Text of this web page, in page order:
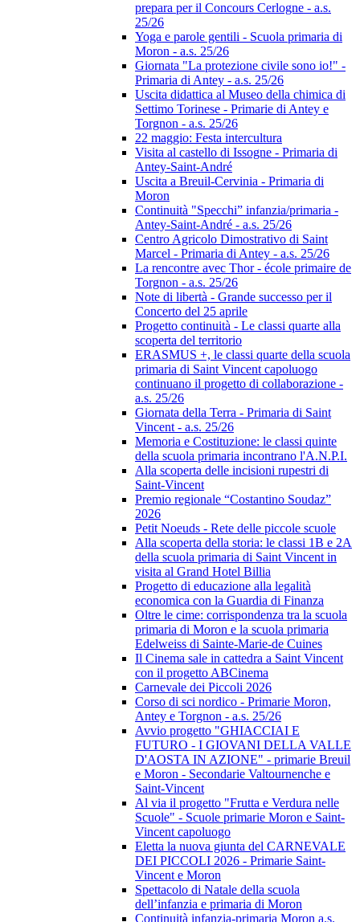
prepara per il Concours Cerlogne - a.s.
25/26
Yoga e parole gentili - Scuola primaria di
Moron - a.s. 25/26
Giornata "La protezione civile sono io!" -
Primaria di Antey - a.s. 25/26
Uscita didattica al Museo della chimica di
Settimo Torinese - Primarie di Antey e
Torgnon - a.s. 25/26
22 maggio: Festa intercultura
Visita al castello di Issogne - Primaria di
Antey-Saint-André
Uscita a Breuil-Cervinia - Primaria di
Moron
Continuità "Specchi” infanzia/primaria -
Antey-Saint-André - a.s. 25/26
Centro Agricolo Dimostrativo di Saint
Marcel - Primaria di Antey - a.s. 25/26
La rencontre avec Thor - école primaire de
Torgnon - a.s. 25/26
Note di libertà - Grande successo per il
Concerto del 25 aprile
Progetto continuità - Le classi quarte alla
scoperta del territorio
ERASMUS +, le classi quarte della scuola
primaria di Saint Vincent capoluogo
continuano il progetto di collaborazione -
a.s. 25/26
Giornata della Terra - Primaria di Saint
Vincent - a.s. 25/26
Memoria e Costituzione: le classi quinte
della scuola primaria incontrano l'A.N.P.I.
Alla scoperta delle incisioni rupestri di
Saint-Vincent
Premio regionale “Costantino Soudaz”
2026
Petit Noeuds - Rete delle piccole scuole
Alla scoperta della storia: le classi 1B e 2A
della scuola primaria di Saint Vincent in
visita al Grand Hotel Billia
Progetto di educazione alla legalità
economica con la Guardia di Finanza
Oltre le cime: corrispondenza tra la scuola
primaria di Moron e la scuola primaria
Edelweiss di Sainte-Marie-de Cuines
Il Cinema sale in cattedra a Saint Vincent
con il progetto ABCinema
Carnevale dei Piccoli 2026
Corso di sci nordico - Primarie Moron,
Antey e Torgnon - a.s. 25/26
Avvio progetto "GHIACCIAI E
FUTURO - I GIOVANI DELLA VALLE
D'AOSTA IN AZIONE" - primarie Breuil
e Moron - Secondarie Valtournenche e
Saint-Vincent
Al via il progetto "Frutta e Verdura nelle
Scuole" - Scuole primarie Moron e Saint-
Vincent capoluogo
Eletta la nuova giunta del CARNEVALE
DEI PICCOLI 2026 - Primarie Saint-
Vincent e Moron
Spettacolo di Natale della scuola
dell’infanzia e primaria di Moron
Continuità infanzia-primaria Moron a.s.